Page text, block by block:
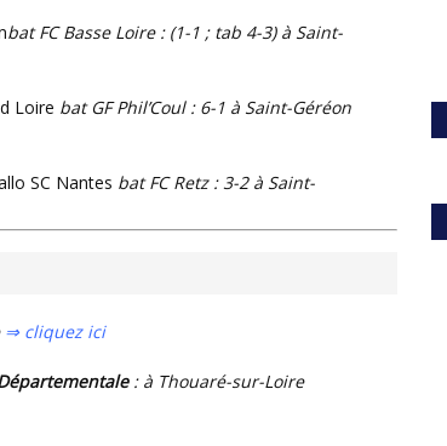
bat FC Basse Loire : (1-1 ; tab 4-3) à Saint-
Loire bat GF Phil’Coul : 6-1 à Saint-Géréon
SC Nantes bat FC Retz : 3-2 à Saint-
⇒ cliquez ici
: à Thouaré-sur-Loire